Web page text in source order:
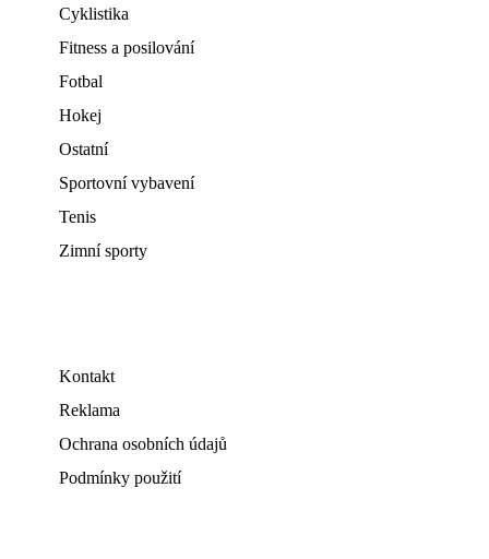
Cyklistika
Fitness a posilování
Fotbal
Hokej
Ostatní
Sportovní vybavení
Tenis
Zimní sporty
Kontakt
Reklama
Ochrana osobních údajů
Podmínky použití